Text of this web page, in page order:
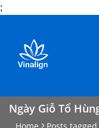
;
content
Ngày Giỗ Tổ
Home Posts tagged